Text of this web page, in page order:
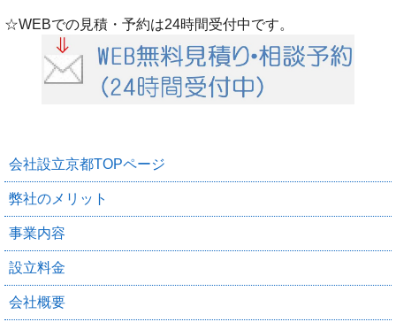
☆WEBでの見積・予約は24時間受付中です。
会社設立京都TOPページ
弊社のメリット
事業内容
設立料金
会社概要